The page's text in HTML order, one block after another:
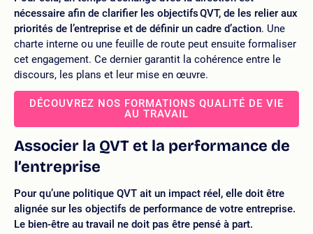
nécessaire afin de clarifier les objectifs QVT, de les relier aux
priorités de l’entreprise et de définir un cadre d’action. Une
charte interne ou une feuille de route peut ensuite formaliser
cet engagement. Ce dernier garantit la cohérence entre le
discours, les plans et leur mise en œuvre.
DÉCOUVREZ NOS FORMATIONS QUALITÉ DE VIE
AU TRAVAIL
Associer la QVT et la performance de
l’entreprise
Pour qu’une politique QVT ait un impact réel, elle doit être
alignée sur les objectifs de performance de votre entreprise.
Le bien-être au travail ne doit pas être pensé à part.